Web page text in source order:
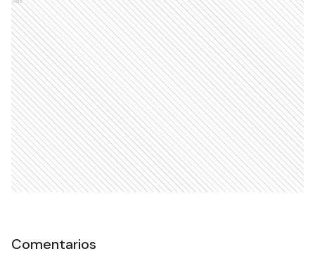
Comentarios